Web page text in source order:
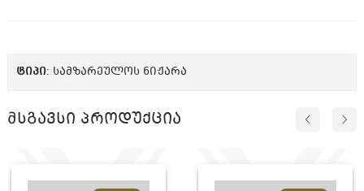
ᲢᲘᲞᲘ: სამზარეულოს ნიჟარა
მსგავსი პროდუქცია